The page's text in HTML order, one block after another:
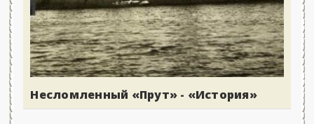
Несломленный «Прут» - «История»